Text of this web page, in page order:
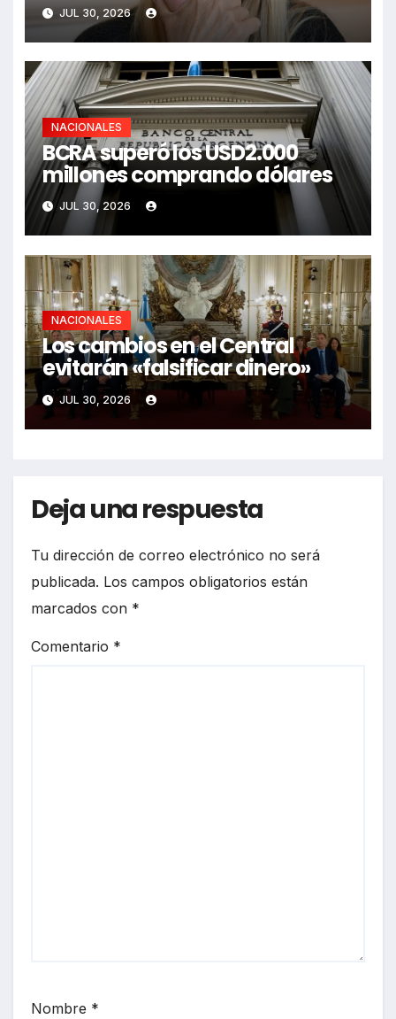
JUL 30, 2026
NACIONALES
BCRA superó los USD2.000
millones comprando dólares
JUL 30, 2026
NACIONALES
Los cambios en el Central
evitarán «falsificar dinero»
JUL 30, 2026
Deja una respuesta
Tu dirección de correo electrónico no será
publicada. Los campos obligatorios están
marcados con *
Comentario *
Nombre *